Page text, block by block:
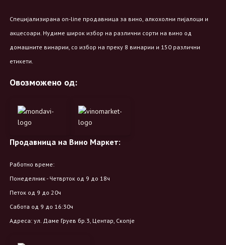
Специјализирана on-line продавница за вино, алкохолни пијалоци и
акцесоари. Нудиме широк избор на различни сорти на вино од
домашните винарии, со избор на преку 8 винарии и 150 различни
етикети.
Овозможено од:
Продавница на Вино Маркет:
Работно време:
Понеделник - Четврток од 9 до 18ч
Петок од 9 до 20ч
Сабота од 9 до 16:30ч
Адреса: ул. Даме Груев бр.3, Центар, Скопје